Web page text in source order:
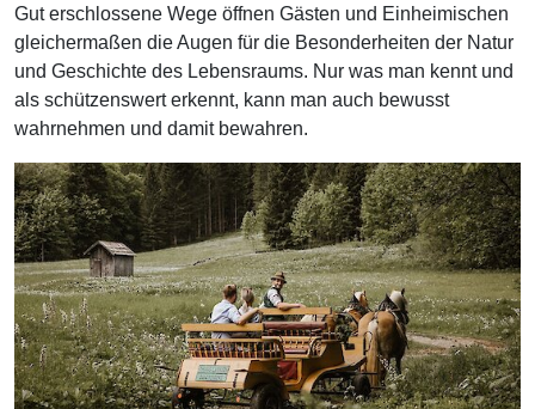
Gut erschlossene Wege öffnen Gästen und Einheimischen
gleichermaßen die Augen für die Besonderheiten der Natur
und Geschichte des Lebensraums. Nur was man kennt und
als schützenswert erkennt, kann man auch bewusst
wahrnehmen und damit bewahren.